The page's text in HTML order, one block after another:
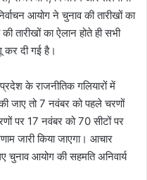
आयोग ने चुनाव की तारीखों का
तारीखों का ऐलान होते ही सभी
कर दी गई है।
के राजनीतिक गलियारों में
जाए तो 7 नवंबर को पहले चरणों
पर 17 नवंबर को 70 सीटों पर
जारी किया जाएगा। आचार
चुनाव आयोग की सहमति अनिवार्य